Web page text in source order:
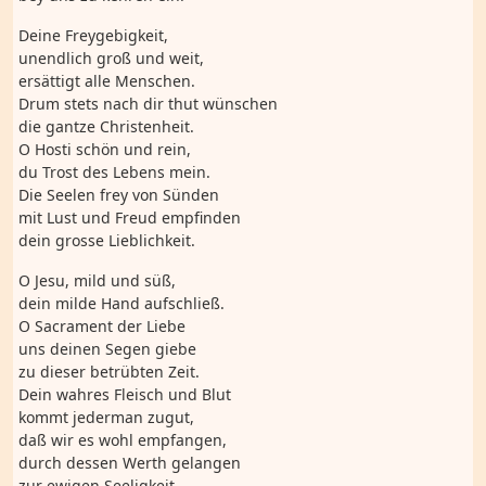
Deine Freygebigkeit,
unendlich groß und weit,
ersättigt alle Menschen.
Drum stets nach dir thut wünschen
die gantze Christenheit.
O Hosti schön und rein,
du Trost des Lebens mein.
Die Seelen frey von Sünden
mit Lust und Freud empfinden
dein grosse Lieblichkeit.
O Jesu, mild und süß,
dein milde Hand aufschließ.
O Sacrament der Liebe
uns deinen Segen giebe
zu dieser betrübten Zeit.
Dein wahres Fleisch und Blut
kommt jederman zugut,
daß wir es wohl empfangen,
durch dessen Werth gelangen